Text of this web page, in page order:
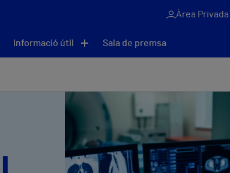
Àrea Privada
Informació útil Sala de premsa